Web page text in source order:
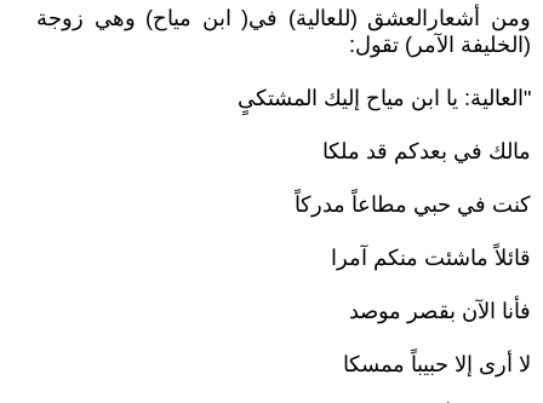
ومن أشعارالعشق (للعالية) في( ابن مياح) وهي زوجة
(الخليفة الآمر) تقول:
"العالية: يا ابن مياح إليك المشتكىٍ
مالك في بعدكم قد ملكا
كنت في حبي مطاعاً مدركاً
قائلاً ماشئت منكم آمرا
فأنا الآن بقصر موصد
لا أرى إلا حبيباً ممسكا